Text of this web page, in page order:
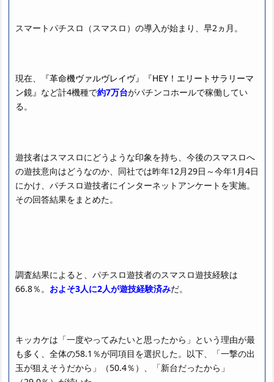
スマートパチスロ（スマスロ）の導入が始まり、早2ヵ月。
現在、
『革命機ヴァルヴレイヴ』『HEY！エリートサラリーマ
ン鏡』 など計4機種で約7万台がパチンコホールで稼働してい
る。
遊技者はスマスロにどうような印象を持ち、今後のスマスロへ
の遊技意向はどうなのか、同社では昨年12月29日～今年1月4日
にかけ、パチスロ遊技者にインターネットアンケートを実施。
その回答結果をまとめた。
調査結果によると、パチスロ遊技者のスマスロ遊技経験は
66.8％。 およそ3人に2人が遊技経験済みだ。
キッカケは「一度やってみたいと思ったから」という理由が最
も多く、全体の58.1％が同項目を選択した。以下、「一撃の出
玉が狙えそうだから」（50.4％）、「新台だったから」